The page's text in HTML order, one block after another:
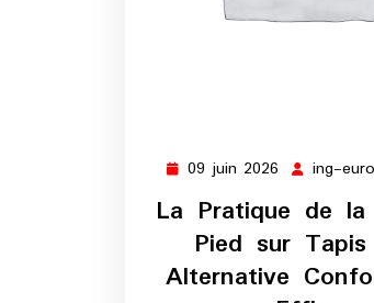
09 juin 2026 09
2026
ing-
La Pratique de
Pied sur
Alternative